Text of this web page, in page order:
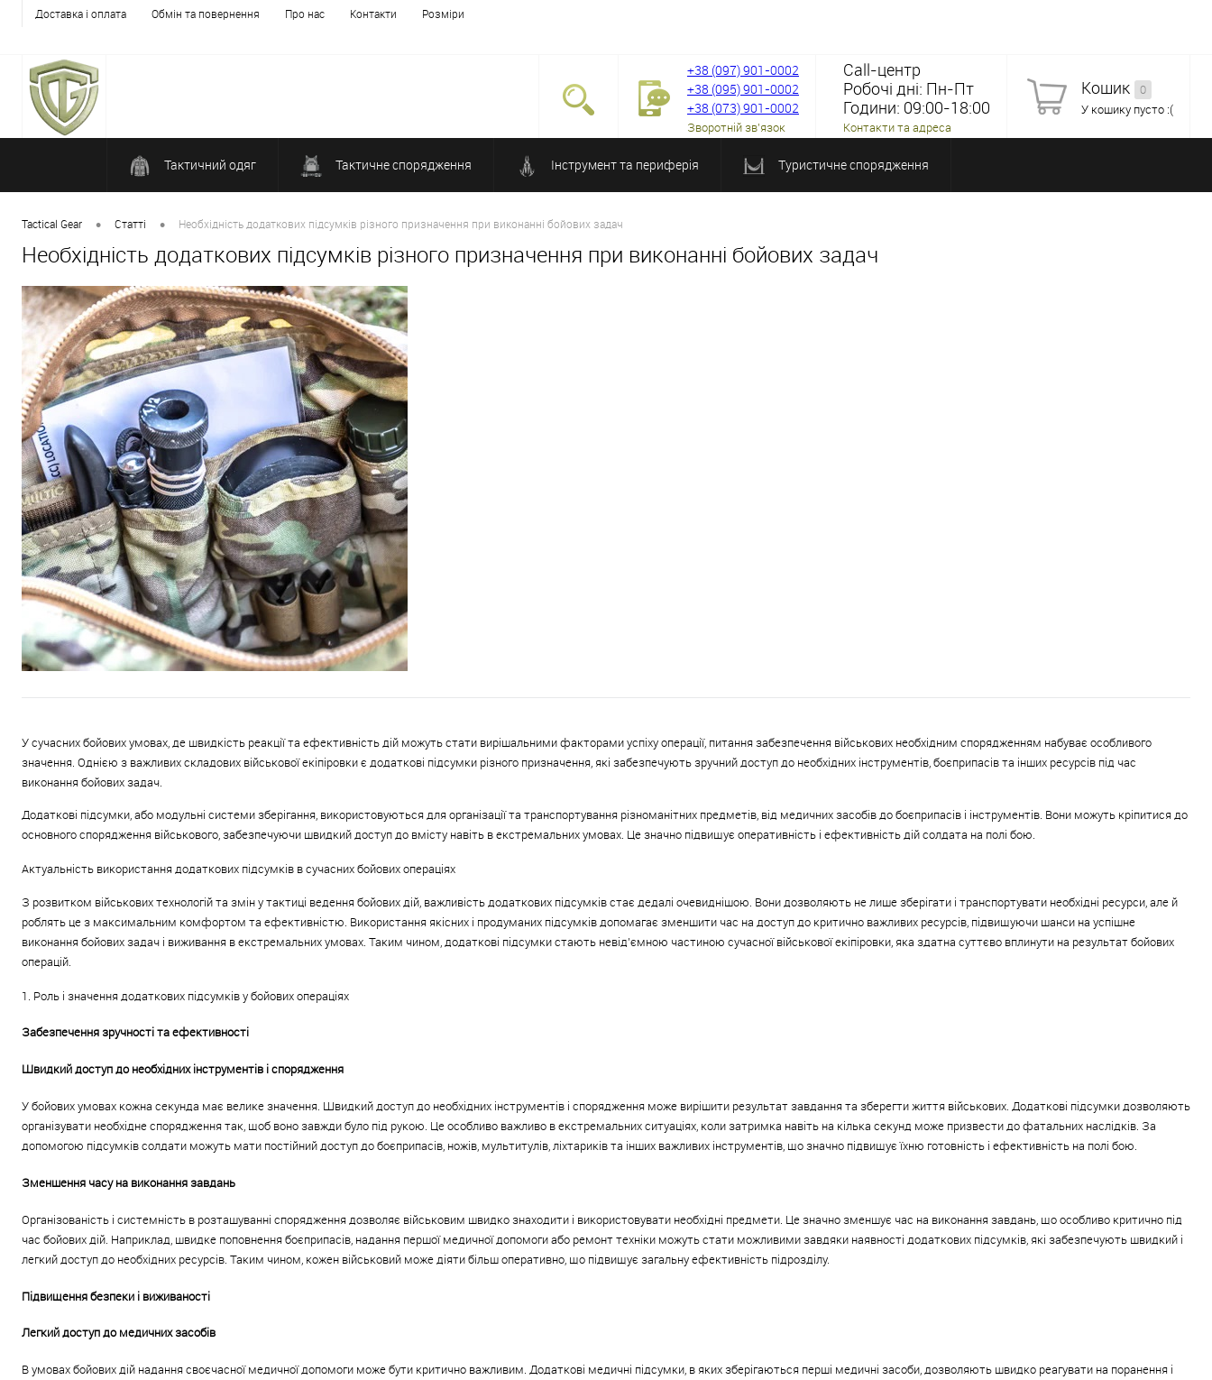
Доставка і оплата Обмін та повернення Про нас Контакти Розміри
+38 (097) 901-0002
+38 (095) 901-0002
+38 (073) 901-0002
Зворотній зв'язок
Call-центр
Робочі дні: Пн-Пт
Години: 09:00-18:00
Контакти та адреса
Кошик
0
У кошику пусто :(
Тактичний одяг Тактичне спорядження Інструмент та периферія Туристичне спорядження
Tactical Gear • Статті • Необхідність додаткових підсумків різного призначення при виконанні бойових задач
Необхідність додаткових підсумків різного призначення при виконанні бойових задач
У сучасних бойових умовах, де швидкість реакції та ефективність дій можуть стати вирішальними факторами успіху операції, питання забезпечення військових необхідним спорядженням набуває особливого
значення. Однією з важливих складових військової екіпіровки є додаткові підсумки різного призначення, які забезпечують зручний доступ до необхідних інструментів, боєприпасів та інших ресурсів під час
виконання бойових задач.
Додаткові підсумки, або модульні системи зберігання, використовуються для організації та транспортування різноманітних предметів, від медичних засобів до боєприпасів і інструментів. Вони можуть кріпитися до
основного спорядження військового, забезпечуючи швидкий доступ до вмісту навіть в екстремальних умовах. Це значно підвищує оперативність і ефективність дій солдата на полі бою.
Актуальність використання додаткових підсумків в сучасних бойових операціях
З розвитком військових технологій та змін у тактиці ведення бойових дій, важливість додаткових підсумків стає дедалі очевиднішою. Вони дозволяють не лише зберігати і транспортувати необхідні ресурси, але й
роблять це з максимальним комфортом та ефективністю. Використання якісних і продуманих підсумків допомагає зменшити час на доступ до критично важливих ресурсів, підвищуючи шанси на успішне
виконання бойових задач і виживання в екстремальних умовах. Таким чином, додаткові підсумки стають невід'ємною частиною сучасної військової екіпіровки, яка здатна суттєво вплинути на результат бойових
операцій.
1. Роль і значення додаткових підсумків у бойових операціях
Забезпечення зручності та ефективності
Швидкий доступ до необхідних інструментів і спорядження
У бойових умовах кожна секунда має велике значення. Швидкий доступ до необхідних інструментів і спорядження може вирішити результат завдання та зберегти життя військових. Додаткові підсумки дозволяють
організувати необхідне спорядження так, щоб воно завжди було під рукою. Це особливо важливо в екстремальних ситуаціях, коли затримка навіть на кілька секунд може призвести до фатальних наслідків. За
допомогою підсумків солдати можуть мати постійний доступ до боєприпасів, ножів, мультитулів, ліхтариків та інших важливих інструментів, що значно підвищує їхню готовність і ефективність на полі бою.
Зменшення часу на виконання завдань
Організованість і системність в розташуванні спорядження дозволяє військовим швидко знаходити і використовувати необхідні предмети. Це значно зменшує час на виконання завдань, що особливо критично під
час бойових дій. Наприклад, швидке поповнення боєприпасів, надання першої медичної допомоги або ремонт техніки можуть стати можливими завдяки наявності додаткових підсумків, які забезпечують швидкий і
легкий доступ до необхідних ресурсів. Таким чином, кожен військовий може діяти більш оперативно, що підвищує загальну ефективність підрозділу.
Підвищення безпеки і виживаності
Легкий доступ до медичних засобів
В умовах бойових дій надання своєчасної медичної допомоги може бути критично важливим. Додаткові медичні підсумки, в яких зберігаються перші медичні засоби, дозволяють швидко реагувати на поранення і